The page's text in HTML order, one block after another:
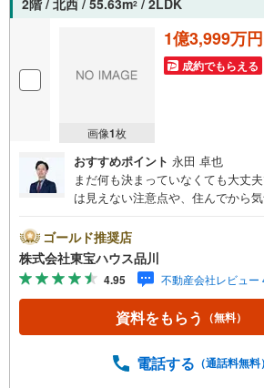
2階 / 北西 / 55.63m2 / 2LDK
画像1枚
1億3,999万円
成約でもらえる
おすすめポイント 永田 卓也
まだ何も決まっていなくても大丈
は見えない注意点や、住んでから
とも包み隠さずお伝えし、「納得し
トを大切にしています。現地でしか
報も含めて、一緒に後悔しない住ま
しょう。まずはお気軽にご相談くだ
産キャンペーン対象店舗】当店で
ボーナスライトがもらえる「
予約をする」ボタンからお問い合
ゴールド推奨店
株式会社東宝ハウス品川
4.95 不動産会社レビュー
資料をもらう （無料）
電話する （通話料無料）